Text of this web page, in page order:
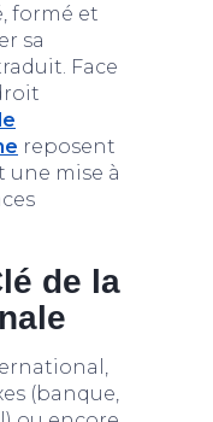
formé et
sa
Face
reposent
une mise à
de la
(banque,